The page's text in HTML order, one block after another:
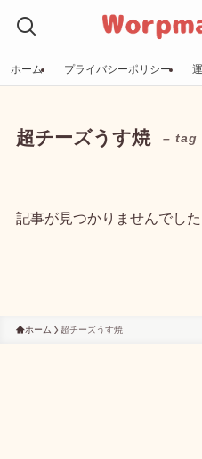
ホーム プライバシーポリシー
超チーズうす焼 – tag
記事が見つかりませんでした
ホーム 超チーズうす焼